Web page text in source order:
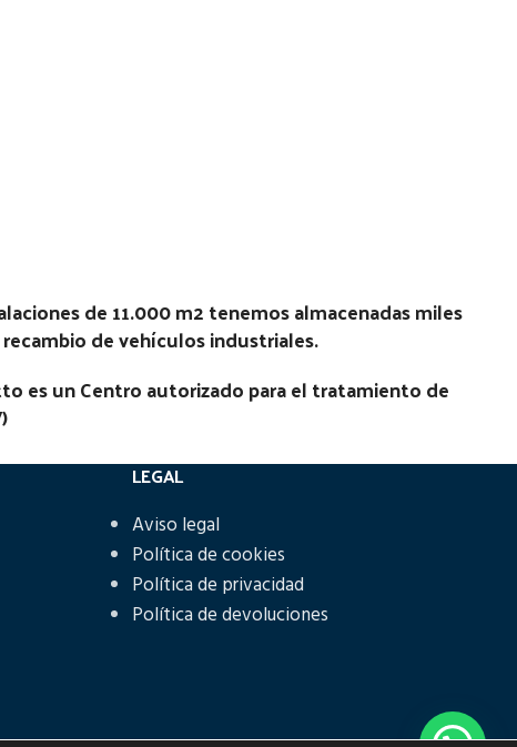
de 11.000 m2 tenemos almacenadas miles
recambio de vehículos industriales.
es un Centro autorizado para el tratamiento de
)
LEGAL
Aviso legal
Política de cookies
Política de privacidad
Política de devoluciones